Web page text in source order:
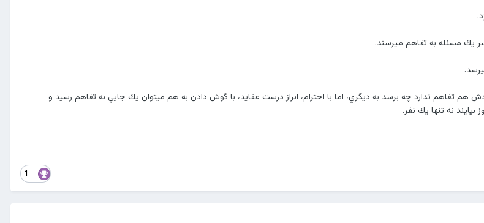
يك مسئله به تفاهم ميرسند.
تفاهم ندارد چه برسد به ديگري، اما با احترام، ابراز درست عقايد، با گوش دادن به هم ميتوان يك جايي به تفاهم رسيد و
نه تنها يك نفر.
1